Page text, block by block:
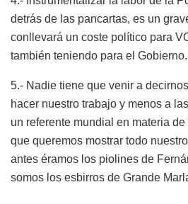
detrás de las pancartas, es un
conllevará un coste político para
también teniendo para el Gobierno.
5.- Nadie tiene que venir a
hacer nuestro trabajo y menos a
un referente mundial en materia
que queremos mostrar todo
antes éramos los piolines de
somos los esbirros de Grande